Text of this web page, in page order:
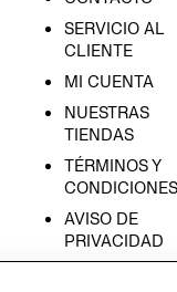
SERVICIO AL
CLIENTE
MI CUENTA
NUESTRAS
TIENDAS
TÉRMINOS Y
CONDICIONES
AVISO DE
PRIVACIDAD